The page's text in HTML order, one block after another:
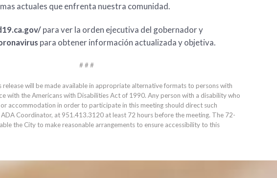
actuales que enfrenta nuestra comunidad.
para ver la orden ejecutiva del gobernador y
para obtener información actualizada y objetiva.
# # #
release will be made available in appropriate alternative formats to persons with
with the Americans with Disabilities Act of 1990. Any person with a disability who
accommodation in order to participate in this meeting should direct such
Coordinator, at 951.413.3120 at least 72 hours before the meeting. The 72-
the City to make reasonable arrangements to ensure accessibility to this